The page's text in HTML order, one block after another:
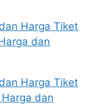
Harga Tiket
dan
Harga Tiket
dan